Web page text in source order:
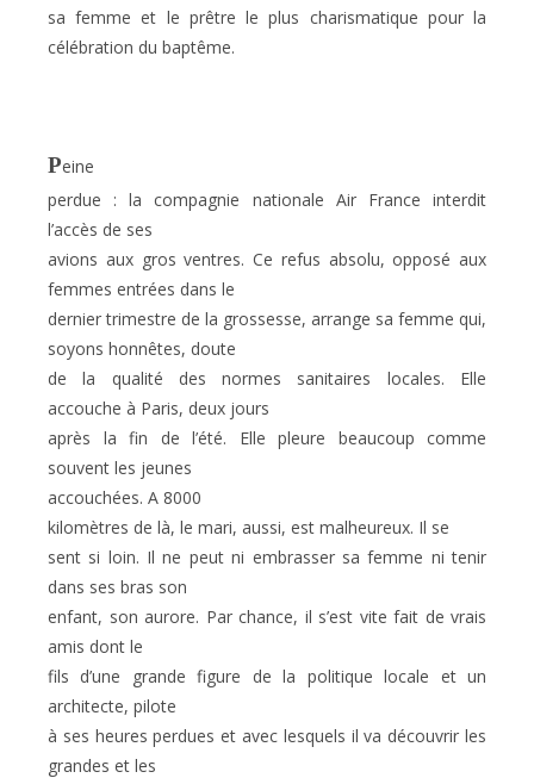
sa femme et le prêtre le plus charismatique pour la
célébration du baptême.
Peine
perdue : la compagnie nationale Air France interdit
l’accès de ses
avions aux gros ventres. Ce refus absolu, opposé aux
femmes entrées dans le
dernier trimestre de la grossesse, arrange sa femme qui,
soyons honnêtes, doute
de la qualité des normes sanitaires locales. Elle
accouche à Paris, deux jours
après la fin de l’été. Elle pleure beaucoup comme
souvent les jeunes
accouchées. A 8000
kilomètres de là, le mari, aussi, est malheureux. Il se
sent si loin. Il ne peut ni embrasser sa femme ni tenir
dans ses bras son
enfant, son aurore. Par chance, il s’est vite fait de vrais
amis dont le
fils d’une grande figure de la politique locale et un
architecte, pilote
à ses heures perdues et avec lesquels il va découvrir les
grandes et les